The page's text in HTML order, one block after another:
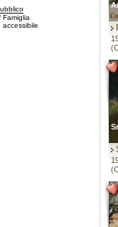
Famiglia
accessibile